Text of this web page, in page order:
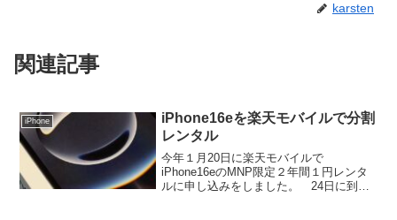
karsten
関連記事
iPhone
iPhone16eを楽天モバイルで分割
レンタル
今年１月20日に楽天モバイルで
iPhone16eのMNP限定２年間１円レンタ
ルに申し込みをしました。 24日に到着